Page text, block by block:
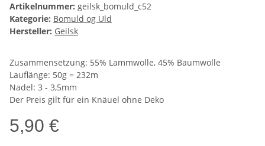
Artikelnummer: geilsk_bomuld_c52
Kategorie: Bomuld og Uld
Hersteller: Geilsk
Zusammensetzung: 55% Lammwolle, 45% Baumwolle
Lauflänge: 50g = 232m
Nadel: 3 - 3,5mm
Der Preis gilt für ein Knäuel ohne Deko
5,90 €